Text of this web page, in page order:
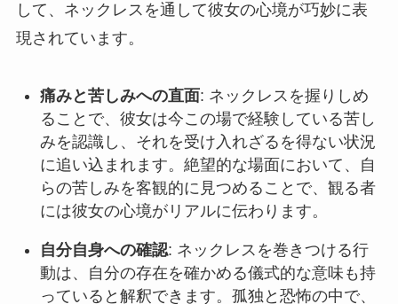
して、ネックレスを通して彼女の心境が巧妙に表
現されています。
痛みと苦しみへの直面: ネックレスを握りしめ
ることで、彼女は今この場で経験している苦し
みを認識し、それを受け入れざるを得ない状況
に追い込まれます。絶望的な場面において、自
らの苦しみを客観的に見つめることで、観る者
には彼女の心境がリアルに伝わります。
自分自身への確認: ネックレスを巻きつける行
動は、自分の存在を確かめる儀式的な意味も持
っていると解釈できます。孤独と恐怖の中で、